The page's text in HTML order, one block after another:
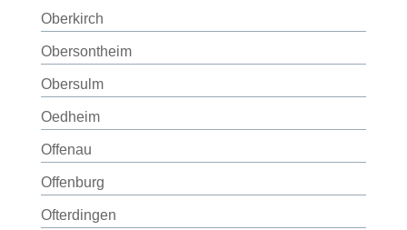
Oberkirch
Obersontheim
Obersulm
Oedheim
Offenau
Offenburg
Ofterdingen